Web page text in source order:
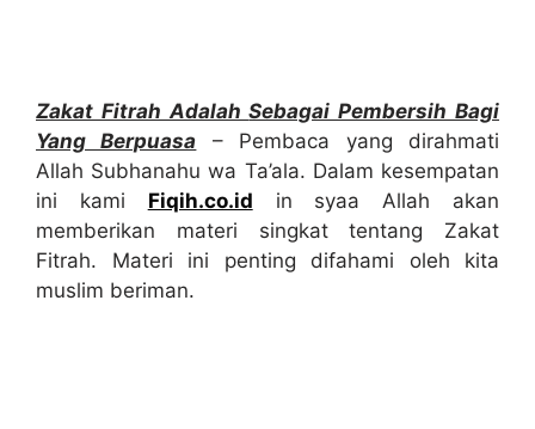
Zakat Fitrah AdalahSebagai Pembersih Bagi
Yang Berpuasa – Pembaca yang dirahmati
Allah Subhanahu wa Ta’ala. Dalam kesempatan
ini kami Fiqih.co.id in syaa Allah akan
memberikan materi singkat tentang Zakat
Fitrah. Materi ini penting difahami oleh kita
muslim beriman.